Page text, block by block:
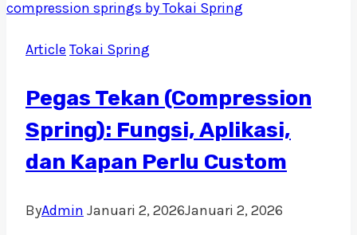
Mengapa
Cleaner
Duty
Adalah
Kunci
Efisiensi
HORECA
Article Tokai Spring
Pegas Tekan (Compression
Spring): Fungsi, Aplikasi,
dan Kapan Perlu Custom
ByAdmin Januari 2, 2026Januari 2, 2026